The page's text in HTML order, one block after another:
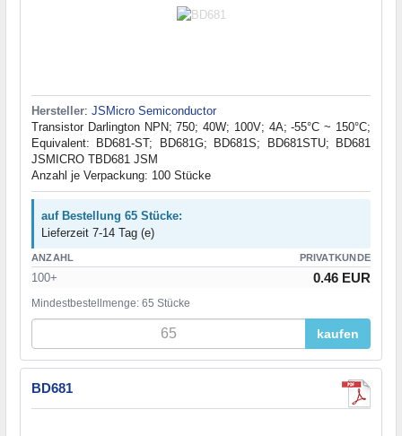
Hersteller: JSMicro Semiconductor
Transistor Darlington NPN; 750; 40W; 100V; 4A; -55°C ~ 150°C;
Equivalent: BD681-ST; BD681G; BD681S; BD681STU; BD681
JSMICRO TBD681 JSM
Anzahl je Verpackung: 100 Stücke
auf Bestellung 65 Stücke:
Lieferzeit 7-14 Tag (e)
ANZAHL PRIVATKUNDE
100+ 0.46 EUR
Mindestbestellmenge: 65 Stücke
kaufen
BD681